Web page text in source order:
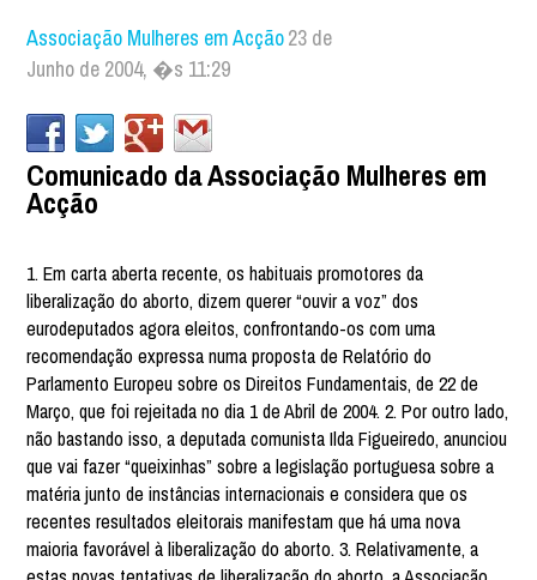
Associação Mulheres em Acção23 de
Junho de 2004, �s 11:29
Comunicado da Associação Mulheres em
Acção
1. Em carta aberta recente, os habituais promotores da
liberalização do aborto, dizem querer “ouvir a voz” dos
eurodeputados agora eleitos, confrontando-os com uma
recomendação expressa numa proposta de Relatório do
Parlamento Europeu sobre os Direitos Fundamentais, de 22 de
Março, que foi rejeitada no dia 1 de Abril de 2004. 2. Por outro lado,
não bastando isso, a deputada comunista Ilda Figueiredo, anunciou
que vai fazer “queixinhas” sobre a legislação portuguesa sobre a
matéria junto de instâncias internacionais e considera que os
recentes resultados eleitorais manifestam que há uma nova
maioria favorável à liberalização do aborto. 3. Relativamente, a